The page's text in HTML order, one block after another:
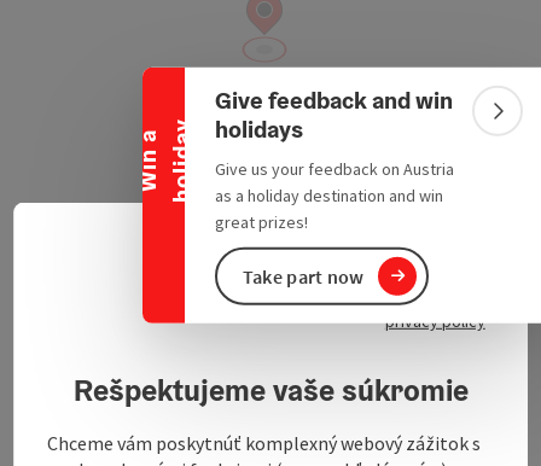
W
i
n
a
h
o
l
i
d
a y
Collapse banner
Give feedback and win
holidays
Give us your feedback on Austria
as a holiday destination and win
great prizes!
Take part now
Neukirchen an der Enknach open in
municipality of Neukirchen an der Enknach in June
2009. All equipment is barrier-free and meets the
latest safety standards.
privacy policy
Rešpektujeme vaše súkromie
Chceme vám poskytnúť komplexný webový zážitok s